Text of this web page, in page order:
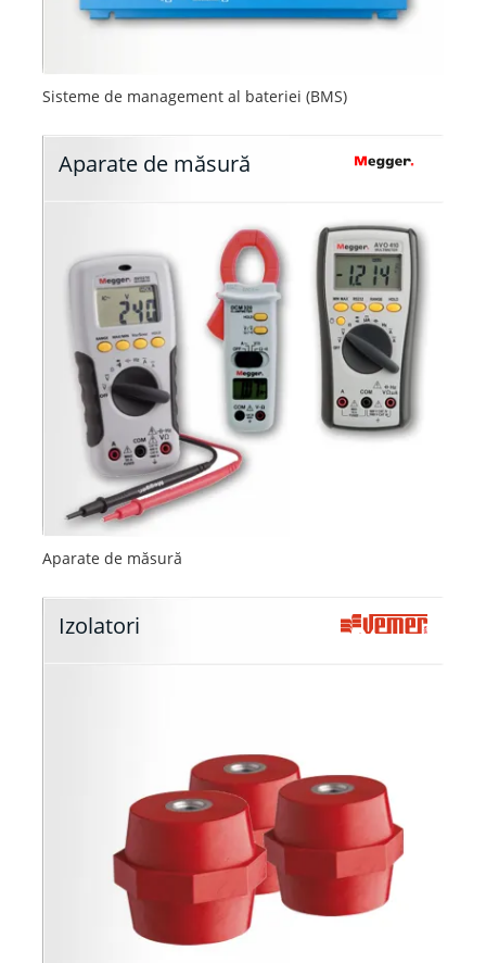
Sisteme de management al bateriei (BMS)
Aparate de măsură
Aparate de măsură
Izolatori